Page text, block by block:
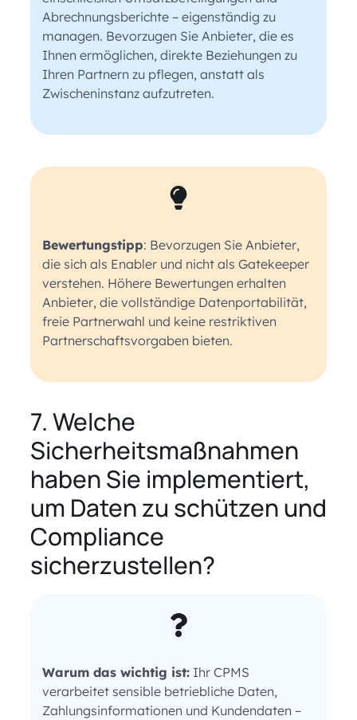
Abrechnungsberichte – eigenständig zu
managen. Bevorzugen Sie Anbieter, die es
Ihnen ermöglichen, direkte Beziehungen zu
Ihren Partnern zu pflegen, anstatt als
Zwischeninstanz aufzutreten.
Bewertungstipp: Bevorzugen Sie Anbieter,
die sich als Enabler und nicht als Gatekeeper
verstehen. Höhere Bewertungen erhalten
Anbieter, die vollständige Datenportabilität,
freie Partnerwahl und keine restriktiven
Partnerschaftsvorgaben bieten.
7. Welche
Sicherheitsmaßnahmen
haben Sie implementiert,
um Daten zu schützen und
Compliance
sicherzustellen?
Warum das wichtig ist: Ihr CPMS
verarbeitet sensible betriebliche Daten,
Zahlungsinformationen und Kundendaten –